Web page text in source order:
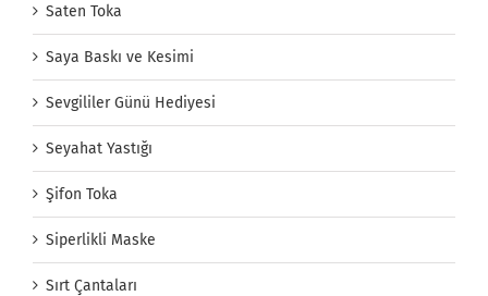
Saten Toka
Saya Baskı ve Kesimi
Sevgililer Günü Hediyesi
Seyahat Yastığı
Şifon Toka
Siperlikli Maske
Sırt Çantaları